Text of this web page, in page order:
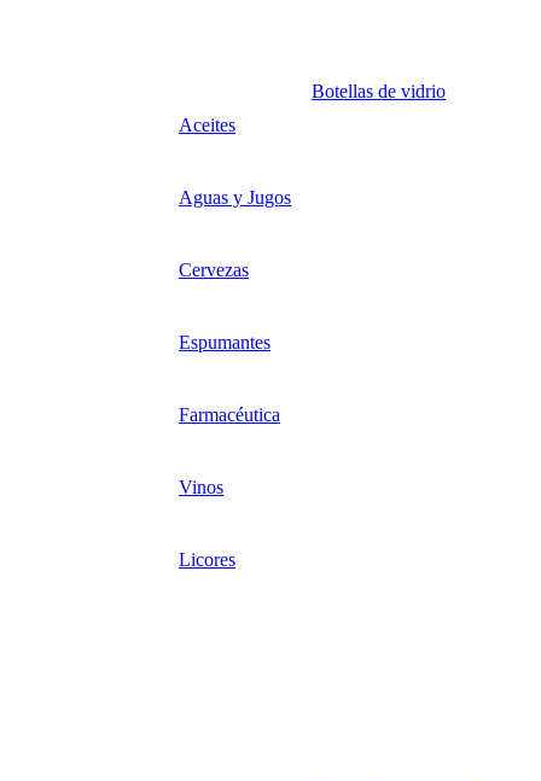
Botellas de vidrio
Aceites
Aguas y Jugos
Cervezas
Espumantes
Farmacéutica
Vinos
Licores